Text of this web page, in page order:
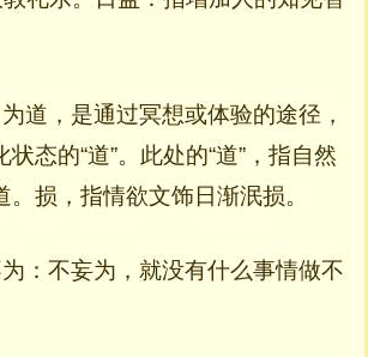
道，是通过冥想或体验的途径，
态的“道”。此处的“道”，指自然
。损，指情欲文饰日渐泯损。
：不妄为，就没有什么事情做不